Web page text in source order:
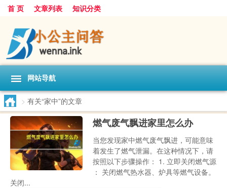
首 页 文章列表 知识分类
网站导航
> 有关“家中”的文章
燃气废气飘进家里怎么办
当您发现家中燃气废气飘进，可能意味
着发生了燃气泄漏。在这种情况下，请
按照以下步骤操作： 1. 立即关闭燃气源
： 关闭燃气热水器、炉具等燃气设备。
关闭...